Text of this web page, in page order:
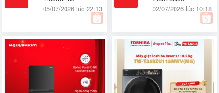
05/07/2026 lúc 22:13
02/07/2026 lúc 10:18